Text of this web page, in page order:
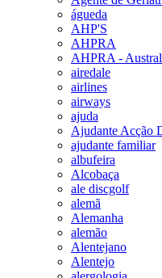
águeda
AHP'S
AHPRA
AHPRA -
airedale
airlines
airways
ajuda
Ajudante Acção
ajudante familiar
albufeira
Alcobaça
ale discgolf
alemã
Alemanha
alemão
Alentejano
Alentejo